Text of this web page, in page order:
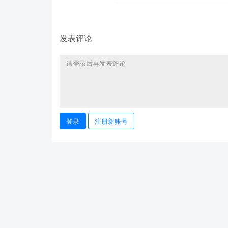
发表评论
登录 注册新账号